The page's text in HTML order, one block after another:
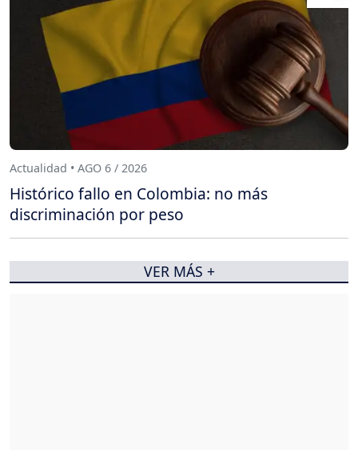
Actualidad • AGO 6 / 2026
Histórico fallo en Colombia: no más
discriminación por peso
VER MÁS +